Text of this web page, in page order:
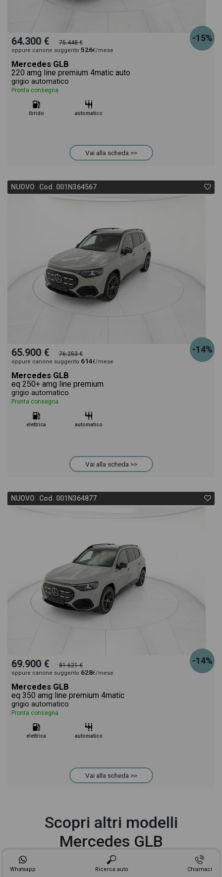
-15%
64.300 € 75.448 €
oppure canone suggerito 526€/mese
Mercedes GLB
220 amg line premium 4matic auto
grigio automatico
Pronta consegna
ibrido automatico
Vai alla scheda >>
NUOVO Cod. 001N364567
-14%
65.900 € 76.253 €
oppure canone suggerito 614€/mese
Mercedes GLB
eq 250+ amg line premium
grigio automatico
Pronta consegna
elettrica automatico
Vai alla scheda >>
NUOVO Cod. 001N364877
-14%
69.900 € 81.621 €
oppure canone suggerito 628€/mese
Mercedes GLB
eq 350 amg line premium 4matic
grigio automatico
Pronta consegna
elettrica automatico
Vai alla scheda >>
Scopri altri modelli
Mercedes GLB
Whatsapp Ricerca auto Chiamaci